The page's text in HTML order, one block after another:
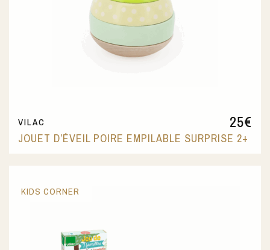
25€
VILAC
JOUET D’ÉVEIL POIRE EMPILABLE SURPRISE 2+
KIDS CORNER